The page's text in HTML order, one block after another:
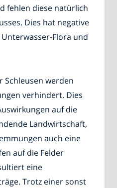
fehlen diese natürlich
Dies hat negative
Flora und
Schleusen werden
verhindert. Dies
auf die
Landwirtschaft,
auch eine
auf die Felder
eine
Trotz einer sonst